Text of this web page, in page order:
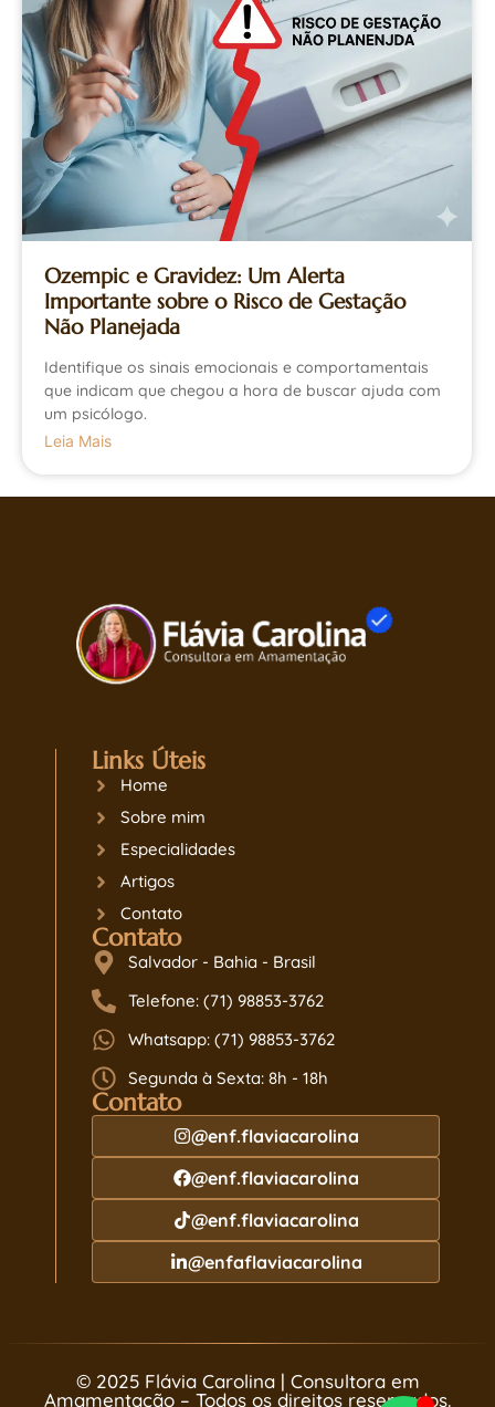
Ozempic e Gravidez: Um Alerta
Importante sobre o Risco de Gestação
Não Planejada
Identifique os sinais emocionais e comportamentais
que indicam que chegou a hora de buscar ajuda com
um psicólogo.
Leia Mais
Links Úteis
Home
Sobre mim
Especialidades
Artigos
Contato
Contato
Salvador - Bahia - Brasil
Telefone: (71) 98853-3762
Whatsapp: (71) 98853-3762
Segunda à Sexta: 8h - 18h
Contato
@enf.flaviacarolina
@enf.flaviacarolina
@enf.flaviacarolina
@enfaflaviacarolina
© 2025 Flávia Carolina | Consultora em
Amamentação – Todos os direitos reservados.